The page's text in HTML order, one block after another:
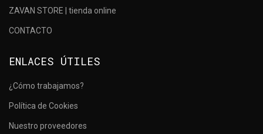
ZAVAN STORE | tienda online
CONTACTO
ENLACES ÚTILES
¿Cómo trabajamos?
Política de Cookies
Nuestro proveedores